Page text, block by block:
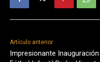
Artículo anterior
Impresionante Inauguración